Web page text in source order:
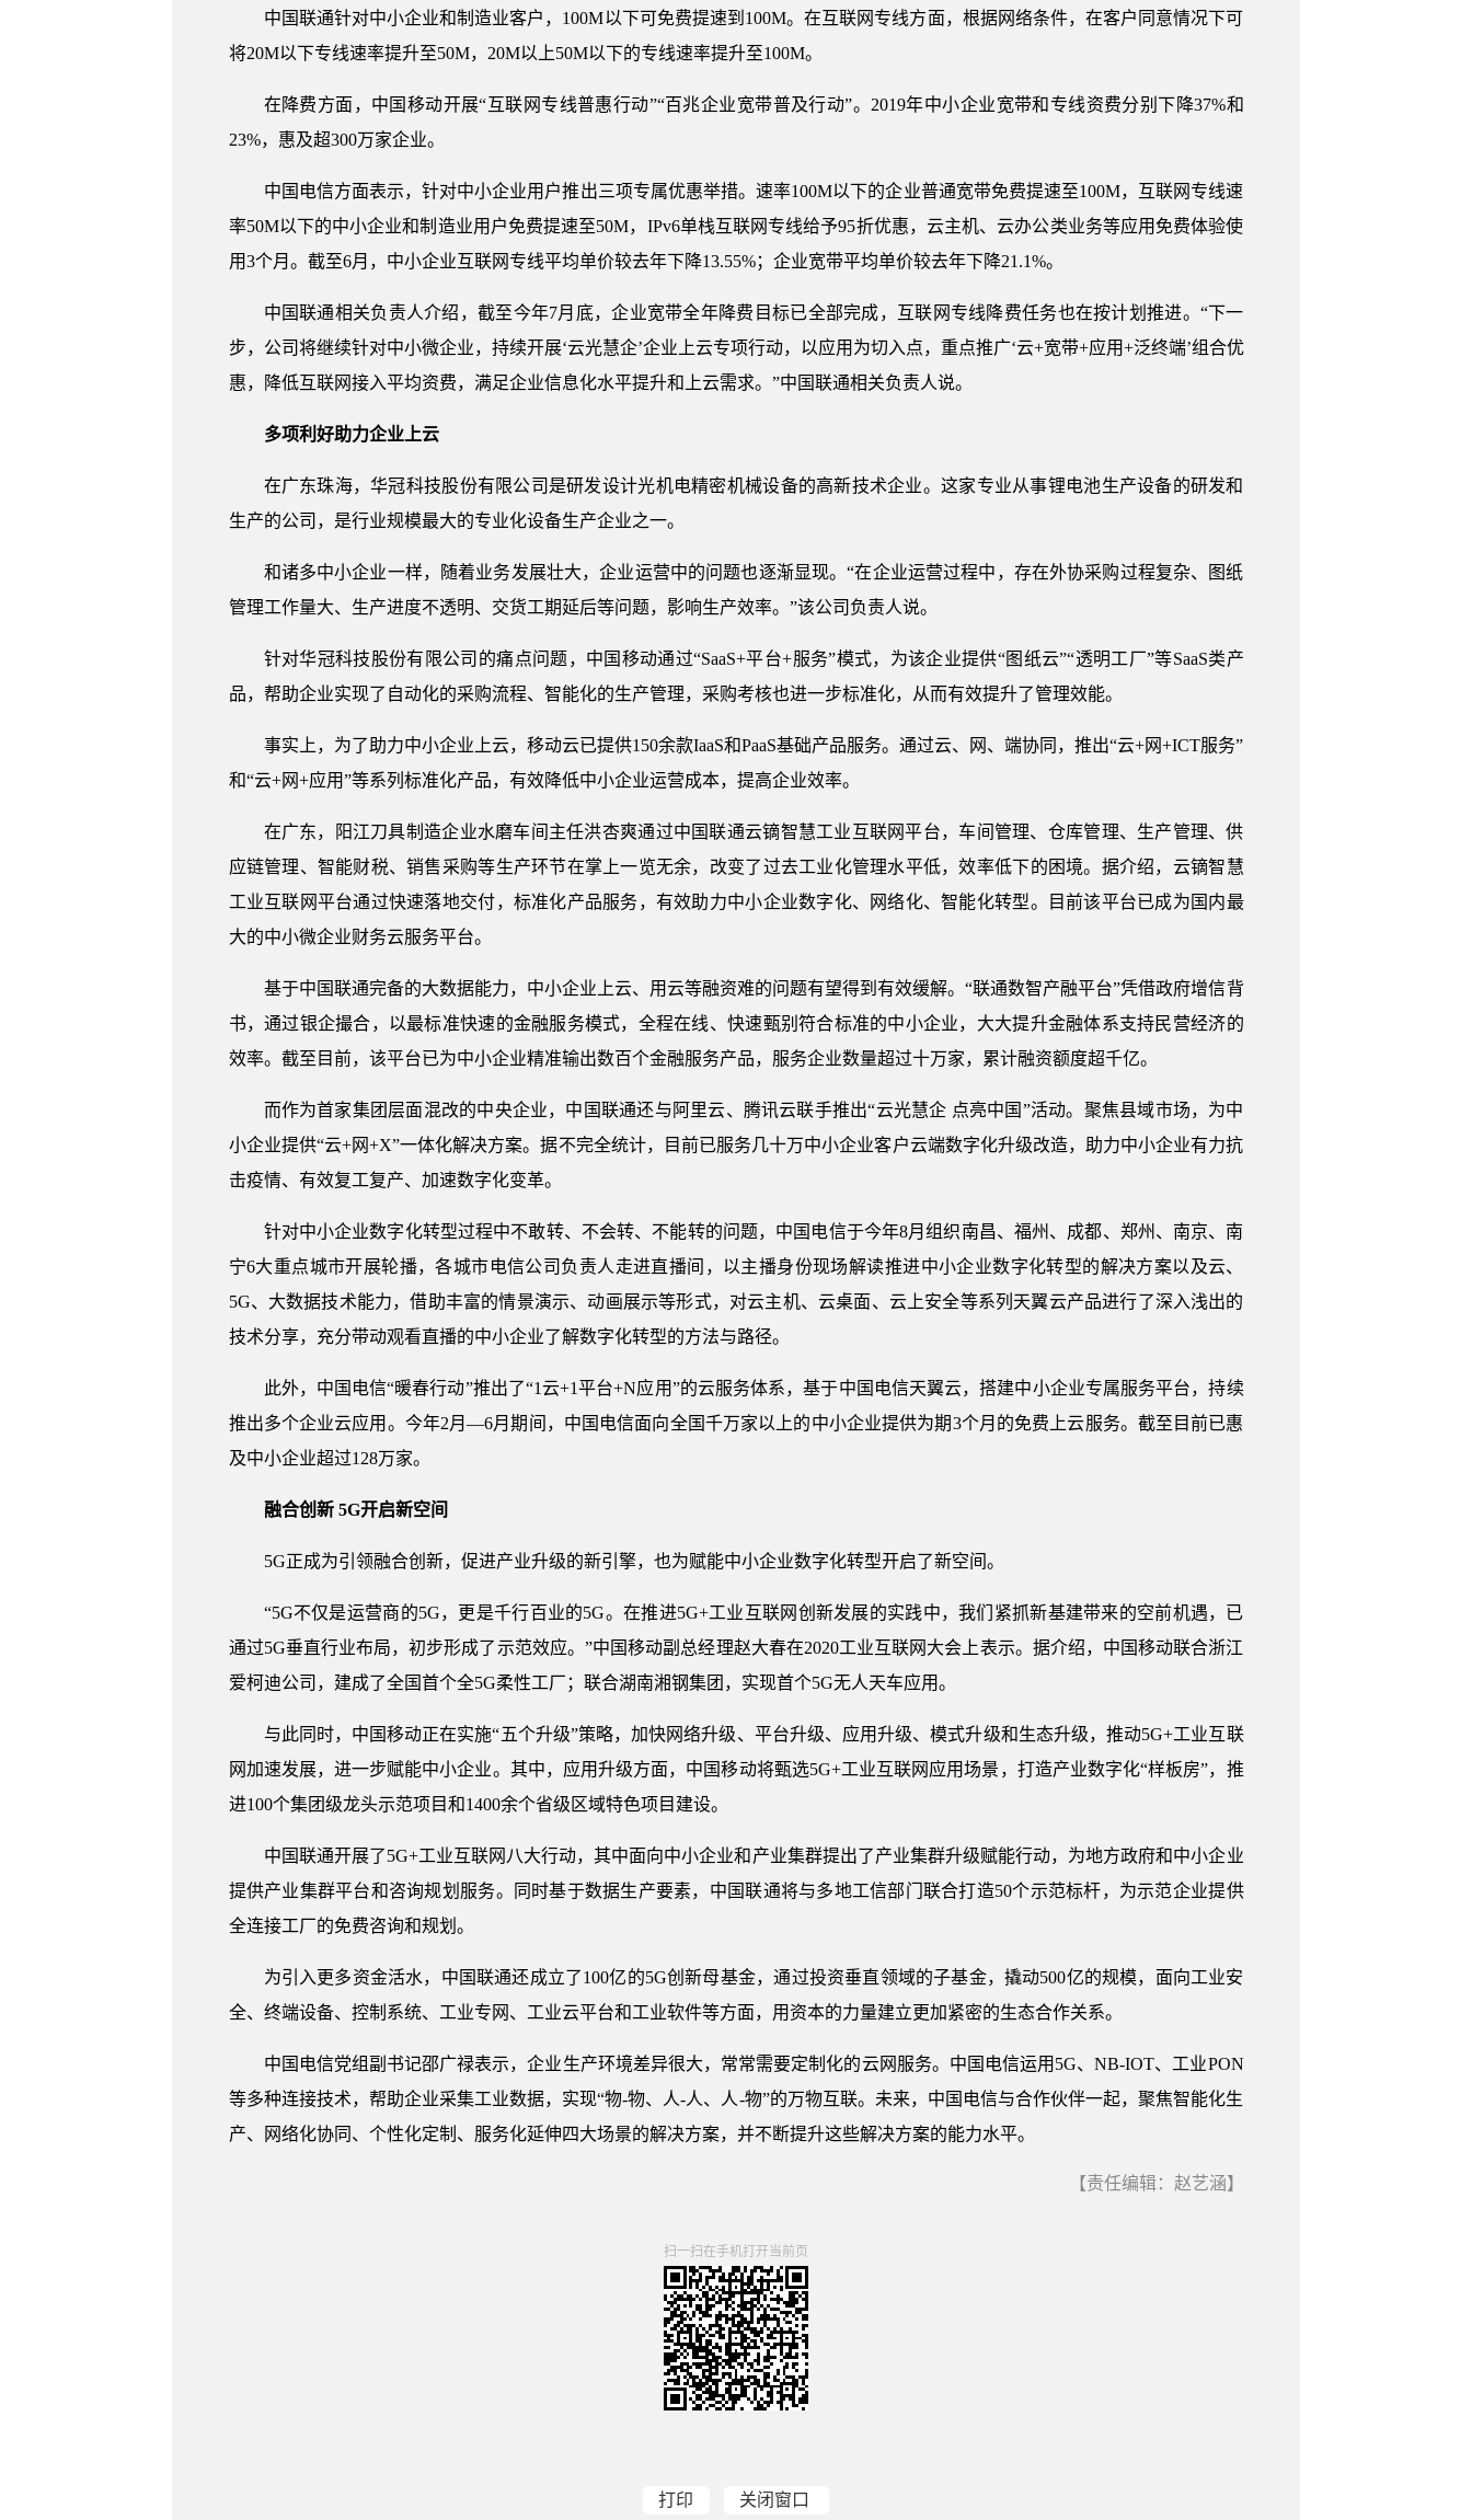
中国联通针对中小企业和制造业客户，100M以下可免费提速到100M。在互联网专线方面，根据网络条件，在客户同意情况下可
将20M以下专线速率提升至50M，20M以上50M以下的专线速率提升至100M。
在降费方面，中国移动开展“互联网专线普惠行动”“百兆企业宽带普及行动”。2019年中小企业宽带和专线资费分别下降37%和
23%，惠及超300万家企业。
中国电信方面表示，针对中小企业用户推出三项专属优惠举措。速率100M以下的企业普通宽带免费提速至100M，互联网专线速
率50M以下的中小企业和制造业用户免费提速至50M，IPv6单栈互联网专线给予95折优惠，云主机、云办公类业务等应用免费体验使
用3个月。截至6月，中小企业互联网专线平均单价较去年下降13.55%；企业宽带平均单价较去年下降21.1%。
中国联通相关负责人介绍，截至今年7月底，企业宽带全年降费目标已全部完成，互联网专线降费任务也在按计划推进。“下一
步，公司将继续针对中小微企业，持续开展‘云光慧企’企业上云专项行动，以应用为切入点，重点推广‘云+宽带+应用+泛终端’组合优
惠，降低互联网接入平均资费，满足企业信息化水平提升和上云需求。”中国联通相关负责人说。
多项利好助力企业上云
在广东珠海，华冠科技股份有限公司是研发设计光机电精密机械设备的高新技术企业。这家专业从事锂电池生产设备的研发和
生产的公司，是行业规模最大的专业化设备生产企业之一。
和诸多中小企业一样，随着业务发展壮大，企业运营中的问题也逐渐显现。“在企业运营过程中，存在外协采购过程复杂、图纸
管理工作量大、生产进度不透明、交货工期延后等问题，影响生产效率。”该公司负责人说。
针对华冠科技股份有限公司的痛点问题，中国移动通过“SaaS+平台+服务”模式，为该企业提供“图纸云”“透明工厂”等SaaS类产
品，帮助企业实现了自动化的采购流程、智能化的生产管理，采购考核也进一步标准化，从而有效提升了管理效能。
事实上，为了助力中小企业上云，移动云已提供150余款IaaS和PaaS基础产品服务。通过云、网、端协同，推出“云+网+ICT服务”
和“云+网+应用”等系列标准化产品，有效降低中小企业运营成本，提高企业效率。
在广东，阳江刀具制造企业水磨车间主任洪杏爽通过中国联通云镝智慧工业互联网平台，车间管理、仓库管理、生产管理、供
应链管理、智能财税、销售采购等生产环节在掌上一览无余，改变了过去工业化管理水平低，效率低下的困境。据介绍，云镝智慧
工业互联网平台通过快速落地交付，标准化产品服务，有效助力中小企业数字化、网络化、智能化转型。目前该平台已成为国内最
大的中小微企业财务云服务平台。
基于中国联通完备的大数据能力，中小企业上云、用云等融资难的问题有望得到有效缓解。“联通数智产融平台”凭借政府增信背
书，通过银企撮合，以最标准快速的金融服务模式，全程在线、快速甄别符合标准的中小企业，大大提升金融体系支持民营经济的
效率。截至目前，该平台已为中小企业精准输出数百个金融服务产品，服务企业数量超过十万家，累计融资额度超千亿。
而作为首家集团层面混改的中央企业，中国联通还与阿里云、腾讯云联手推出“云光慧企 点亮中国”活动。聚焦县域市场，为中
小企业提供“云+网+X”一体化解决方案。据不完全统计，目前已服务几十万中小企业客户云端数字化升级改造，助力中小企业有力抗
击疫情、有效复工复产、加速数字化变革。
针对中小企业数字化转型过程中不敢转、不会转、不能转的问题，中国电信于今年8月组织南昌、福州、成都、郑州、南京、南
宁6大重点城市开展轮播，各城市电信公司负责人走进直播间，以主播身份现场解读推进中小企业数字化转型的解决方案以及云、
5G、大数据技术能力，借助丰富的情景演示、动画展示等形式，对云主机、云桌面、云上安全等系列天翼云产品进行了深入浅出的
技术分享，充分带动观看直播的中小企业了解数字化转型的方法与路径。
此外，中国电信“暖春行动”推出了“1云+1平台+N应用”的云服务体系，基于中国电信天翼云，搭建中小企业专属服务平台，持续
推出多个企业云应用。今年2月—6月期间，中国电信面向全国千万家以上的中小企业提供为期3个月的免费上云服务。截至目前已惠
及中小企业超过128万家。
融合创新 5G开启新空间
5G正成为引领融合创新，促进产业升级的新引擎，也为赋能中小企业数字化转型开启了新空间。
“5G不仅是运营商的5G，更是千行百业的5G。在推进5G+工业互联网创新发展的实践中，我们紧抓新基建带来的空前机遇，已
通过5G垂直行业布局，初步形成了示范效应。”中国移动副总经理赵大春在2020工业互联网大会上表示。据介绍，中国移动联合浙江
爱柯迪公司，建成了全国首个全5G柔性工厂；联合湖南湘钢集团，实现首个5G无人天车应用。
与此同时，中国移动正在实施“五个升级”策略，加快网络升级、平台升级、应用升级、模式升级和生态升级，推动5G+工业互联
网加速发展，进一步赋能中小企业。其中，应用升级方面，中国移动将甄选5G+工业互联网应用场景，打造产业数字化“样板房”，推
进100个集团级龙头示范项目和1400余个省级区域特色项目建设。
中国联通开展了5G+工业互联网八大行动，其中面向中小企业和产业集群提出了产业集群升级赋能行动，为地方政府和中小企业
提供产业集群平台和咨询规划服务。同时基于数据生产要素，中国联通将与多地工信部门联合打造50个示范标杆，为示范企业提供
全连接工厂的免费咨询和规划。
为引入更多资金活水，中国联通还成立了100亿的5G创新母基金，通过投资垂直领域的子基金，撬动500亿的规模，面向工业安
全、终端设备、控制系统、工业专网、工业云平台和工业软件等方面，用资本的力量建立更加紧密的生态合作关系。
中国电信党组副书记邵广禄表示，企业生产环境差异很大，常常需要定制化的云网服务。中国电信运用5G、NB-IOT、工业PON
等多种连接技术，帮助企业采集工业数据，实现“物-物、人-人、人-物”的万物互联。未来，中国电信与合作伙伴一起，聚焦智能化生
产、网络化协同、个性化定制、服务化延伸四大场景的解决方案，并不断提升这些解决方案的能力水平。
【责任编辑：赵艺涵】
扫一扫在手机打开当前页
打印 关闭窗口